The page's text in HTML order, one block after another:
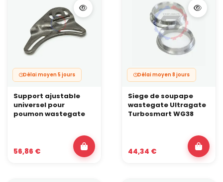
Délai moyen 5 jours
Support ajustable
universel pour
poumon wastegate
56,86 €
Délai moyen 8 jours
Siege de soupape
wastegate Ultragate
Turbosmart WG38
44,34 €